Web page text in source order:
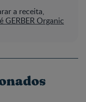
a receita,
GERBER Organic